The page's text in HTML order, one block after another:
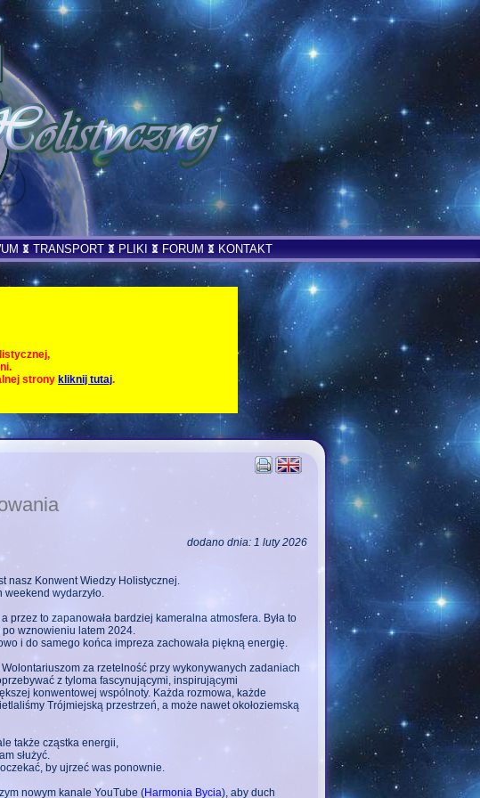
TRANSPORT PLIKI FORUM KONTAKT
strony kliknij tutaj.
dodano dnia: 1 luty 2026
nasz Konwent Wiedzy Holistycznej.
weekend wydarzyło.
przez to zapanowała bardziej kameralna atmosfera. Była to
wznowieniu latem 2024.
i do samego końca impreza zachowała piękną energię.
za rzetelność przy wykonywanych zadaniach
z tyloma fascynującymi, inspirującymi
konwentowej wspólnoty. Każda rozmowa, każde
Trójmiejską przestrzeń, a może nawet okołoziemską
także cząstka energii,
służyć.
by ujrzeć was ponownie.
nowym kanale YouTube (Harmonia Bycia), aby duch